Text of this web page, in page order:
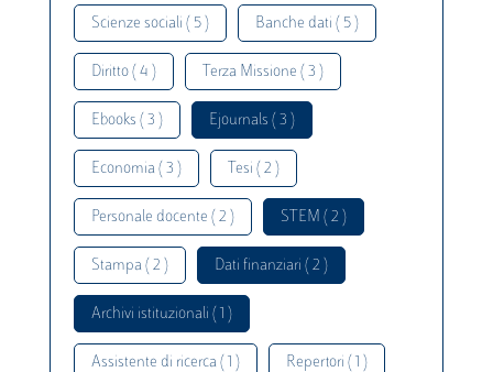
Scienze sociali ( 5 ) Banche dati ( 5 )
Diritto ( 4 ) Terza Missione ( 3 )
Ebooks ( 3 ) Ejournals ( 3 )
Economia ( 3 ) Tesi ( 2 )
Personale docente ( 2 ) STEM ( 2 )
Stampa ( 2 ) Dati finanziari ( 2 )
Archivi istituzionali ( 1 )
Assistente di ricerca ( 1 ) Repertori ( 1 )